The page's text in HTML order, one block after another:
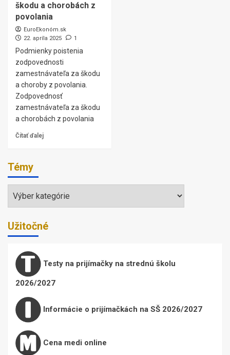
škodu a chorobách z
povolania
EuroEkonóm.sk
22. apríla 2025
1
Podmienky poistenia
zodpovednosti
zamestnávateľa za škodu
a choroby z povolania.
Zodpovednosť
zamestnávateľa za škodu
a chorobách z povolania
Čítať ďalej
Témy
Témy
Užitočné
Testy na prijímačky na strednú školu
2026/2027
Informácie o prijímačkách na SŠ 2026/2027
Cena medi online